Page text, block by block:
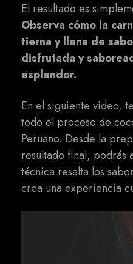
El resultado es
Observa cómo la
tierna y llena de
disfrutada y
esplendor.
En el siguiente video,
todo el proceso de
Peruano. Desde la
resultado final, podrás
técnica resalta los
crea una experiencia